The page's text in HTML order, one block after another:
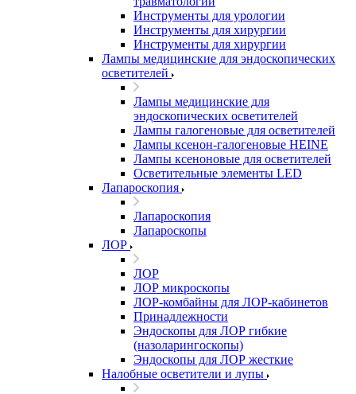
Инструменты для урологии
Инструменты для хирургии
Инструменты для хирургии
Лампы медицинские для эндоскопических
осветителей
Лампы медицинские для
эндоскопических осветителей
Лампы галогеновые для осветителей
Лампы ксенон-галогеновые HEINE
Лампы ксеноновые для осветителей
Осветительные элементы LED
Лапароскопия
Лапароскопия
Лапароскопы
ЛОР
ЛОР
ЛОР микроскопы
ЛОР-комбайны для ЛОР-кабинетов
Принадлежности
Эндоскопы для ЛОР гибкие
(назоларингоскопы)
Эндоскопы для ЛОР жесткие
Налобные осветители и лупы